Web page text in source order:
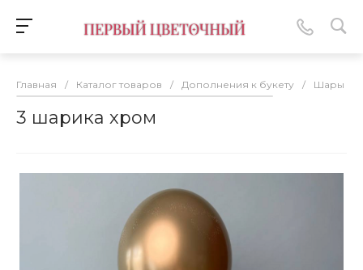
Главная / Каталог товаров / Дополнения к букету / Шары
3 шарика хром